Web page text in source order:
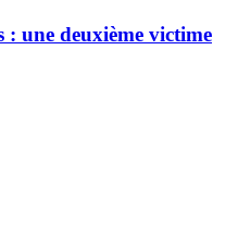
: une deuxième victime